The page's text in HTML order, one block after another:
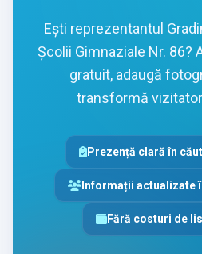
Ești reprezentantul
Școlii Gimnaziale Nr. 86?
gratuit, adaugă
transformă
Prezență clară în
Informații actualizate
Fără costuri de